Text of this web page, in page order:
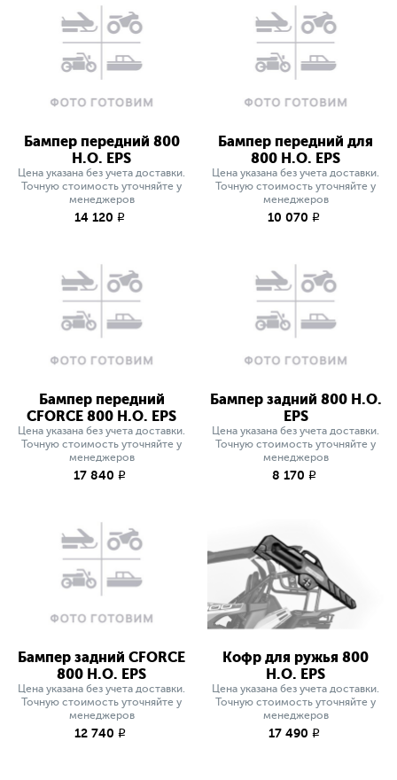
Бампер передний 800
H.O. EPS
Цена указана без учета доставки.
Точную стоимость уточняйте у
менеджеров
14 120 q
Бампер передний для
800 H.O. EPS
Цена указана без учета доставки.
Точную стоимость уточняйте у
менеджеров
10 070 q
Бампер передний
CFORCE 800 H.O. EPS
Цена указана без учета доставки.
Точную стоимость уточняйте у
менеджеров
17 840 q
Бампер задний 800 H.O.
EPS
Цена указана без учета доставки.
Точную стоимость уточняйте у
менеджеров
8 170 q
Бампер задний CFORCE
800 H.O. EPS
Цена указана без учета доставки.
Точную стоимость уточняйте у
менеджеров
12 740 q
Кофр для ружья 800
H.O. EPS
Цена указана без учета доставки.
Точную стоимость уточняйте у
менеджеров
17 490 q